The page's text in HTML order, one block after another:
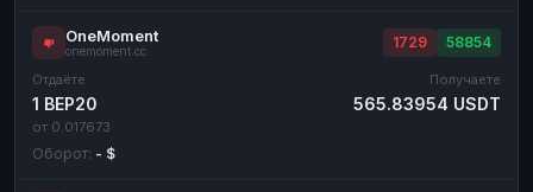
OneMoment
onemoment.cc
1729 58854
Отдаёте
1 BEP20
от 0.017673
Получаете
565.83954 USDT
Оборот: - $